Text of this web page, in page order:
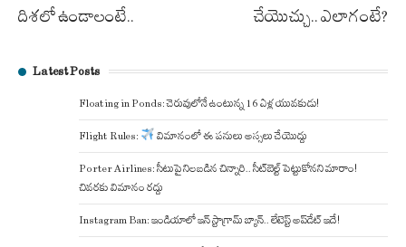
దిశలో ఉండాలంటే..
చేయొచ్చు.. ఎలాగంటే?
Latest Posts
Floating in Ponds: చెరువులోనే ఉంటున్న 16 ఏళ్ల యువకుడు!
Flight Rules: విమానంలో ఈ పనులు అస్సలు చేయొద్దు
Porter Airlines: సీటుపై నిలబడిన చిన్నారి.. సీట్‌బెల్ట్ పెట్టుకోనని మారాం!
చివరకు విమానం రద్దు
Instagram Ban: ఇండియాలో ఇన్ స్టాగ్రామ్ బ్యాన్.. లేటెస్ట్ అప్‌డేట్‌ ఇదే!